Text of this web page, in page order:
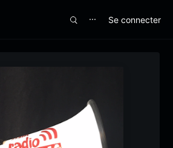
⋯ Se connecter